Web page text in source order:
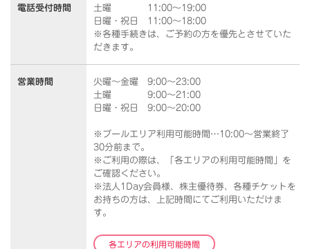
電話受付時間
土曜 11:00～19:00
日曜・祝日 11:00～18:00
※各種手続きは、ご予約の方を優先とさせていた
だきます。
営業時間
火曜～金曜 9:00～23:00
土曜 9:00～21:00
日曜・祝日 9:00～20:00
※プールエリア利用可能時間…10:00～営業終了
30分前まで。
※ご利用の際は、「各エリアの利用可能時間」を
ご確認ください。
※法人1Day会員様、株主優待券、各種チケットを
お持ちの方は、上記時間にてご利用いただけま
す。
各エリアの利用可能時間